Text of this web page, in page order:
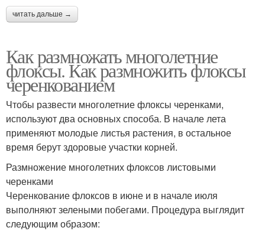
читать дальше →
Как размножать многолетние
флоксы. Как размножить флоксы
черенкованием
Чтобы развести многолетние флоксы черенками,
используют два основных способа. В начале лета
применяют молодые листья растения, в остальное
время берут здоровые участки корней.
Размножение многолетних флоксов листовыми
черенками
Черенкование флоксов в июне и в начале июля
выполняют зелеными побегами. Процедура выглядит
следующим образом: